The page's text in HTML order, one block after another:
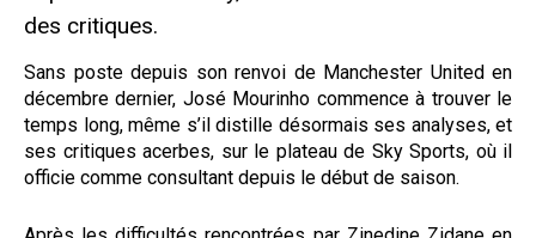
des critiques.
Sans poste depuis son renvoi de Manchester United en
décembre dernier, José Mourinho commence à trouver le
temps long, même s’il distille désormais ses analyses, et
ses critiques acerbes, sur le plateau de Sky Sports, où il
officie comme consultant depuis le début de saison.